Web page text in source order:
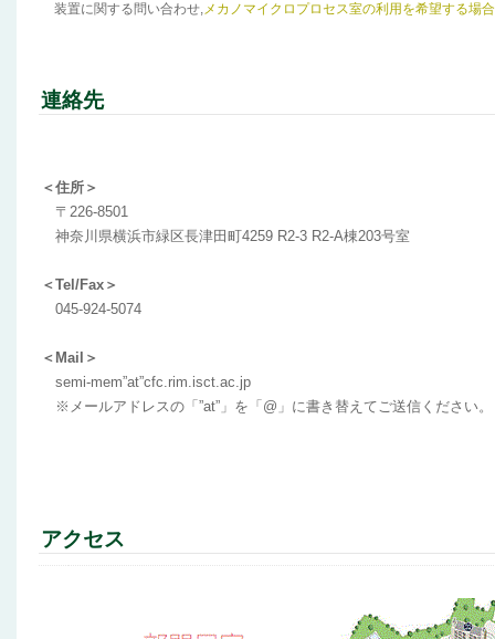
装置に関する問い合わせ,メカノマイクロプロセス室の利用を希望する場合
連絡先
＜住所＞
〒226-8501
神奈川県横浜市緑区長津田町4259 R2-3 R2-A棟203号室
＜Tel/Fax＞
045-924-5074
＜Mail＞
semi-mem”at”cfc.rim.isct.ac.jp
※メールアドレスの「”at”」を「@」に書き替えてご送信ください。
アクセス